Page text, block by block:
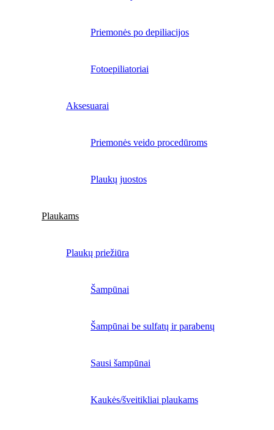
Priemonės po depiliacijos
Fotoepiliatoriai
Aksesuarai
Priemonės veido procedūroms
Plaukų juostos
Plaukams
Plaukų priežiūra
Šampūnai
Šampūnai be sulfatų ir parabenų
Sausi šampūnai
Kaukės/šveitikliai plaukams